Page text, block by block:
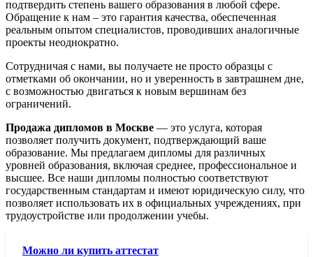
подтвердить степень вашего образования в любой сфере.
Обращение к нам – это гарантия качества, обеспеченная
реальным опытом специалистов, проводивших аналогичные
проекты неоднократно.
Сотрудничая с нами, вы получаете не просто образцы с
отметками об окончании, но и уверенность в завтрашнем дне,
с возможностью двигаться к новым вершинам без
ограничений.
Продажа дипломов в Москве — это услуга, которая
позволяет получить документ, подтверждающий ваше
образование. Мы предлагаем дипломы для различных
уровней образования, включая среднее, профессиональное и
высшее. Все наши дипломы полностью соответствуют
государственным стандартам и имеют юридическую силу, что
позволяет использовать их в официальных учреждениях, при
трудоустройстве или продолжении учебы.
Можно ли купить аттестат